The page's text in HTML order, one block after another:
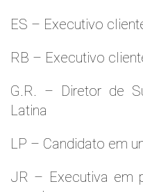
ES – Executivo
RB – Executivo
G.R. – Diretor de
Latina
LP – Candidato em
JR – Executiva em